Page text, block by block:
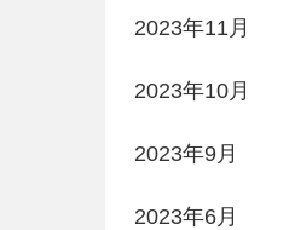
2023年11月
2023年10月
2023年9月
2023年6月